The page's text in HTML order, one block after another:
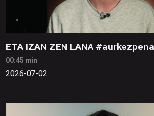
ETA IZAN ZEN LANA #aurkezpena
00:45 min
2026-07-02